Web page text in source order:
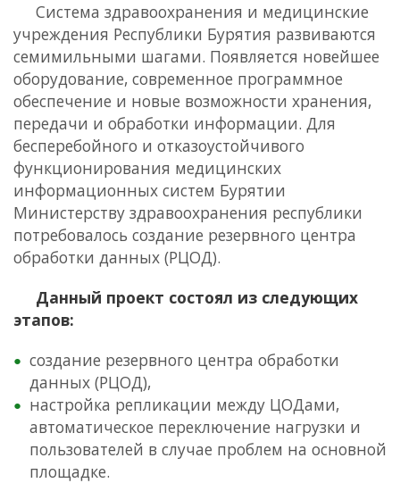
Система здравоохранения и медицинские
учреждения Республики Бурятия развиваются
семимильными шагами. Появляется новейшее
оборудование, современное программное
обеспечение и новые возможности хранения,
передачи и обработки информации. Для
бесперебойного и отказоустойчивого
функционирования медицинских
информационных систем Бурятии
Министерству здравоохранения республики
потребовалось создание резервного центра
обработки данных (РЦОД).
Данный проект состоял из следующих
этапов:
создание резервного центра обработки
данных (РЦОД),
настройка репликации между ЦОДами,
автоматическое переключение нагрузки и
пользователей в случае проблем на основной
площадке.